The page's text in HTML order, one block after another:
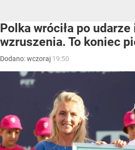
Polka wróciła po udarze
wzruszenia. To koniec
Dodano:wczoraj 19:50